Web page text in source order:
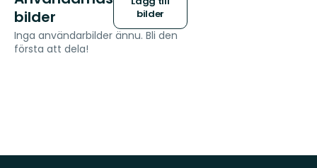
bilder
bilder
Inga användarbilder ännu. Bli den
första att dela!